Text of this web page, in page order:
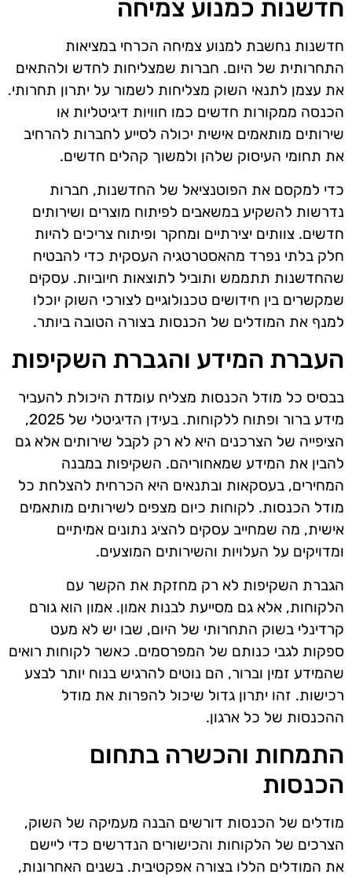
חדשנות כמנוע צמיחה
חדשנות נחשבת למנוע צמיחה הכרחי במציאות
התחרותית של היום. חברות שמצליחות לחדש ולהתאים
את עצמן לתנאי השוק מצליחות לשמור על יתרון תחרותי.
הכנסה ממקורות חדשים כמו חוויות דיגיטליות או
שירותים מותאמים אישית יכולה לסייע לחברות להרחיב
את תחומי העיסוק שלהן ולמשוך קהלים חדשים.
כדי למקסם את הפוטנציאל של החדשנות, חברות
נדרשות להשקיע במשאבים לפיתוח מוצרים ושירותים
חדשים. צוותים יצירתיים ומחקר ופיתוח צריכים להיות
חלק בלתי נפרד מהאסטרטגיה העסקית כדי להבטיח
שהחדשנות תתממש ותוביל לתוצאות חיוביות. עסקים
שמקשרים בין חידושים טכנולוגיים לצורכי השוק יוכלו
למנף את המודלים של הכנסות בצורה הטובה ביותר.
העברת המידע והגברת השקיפות
בבסיס כל מודל הכנסות מצליח עומדת היכולת להעביר
מידע ברור ופתוח ללקוחות. בעידן הדיגיטלי של 2025,
הציפייה של הצרכנים היא לא רק לקבל שירותים אלא גם
להבין את המידע שמאחוריהם. השקיפות במבנה
המחירים, בעסקאות ובתנאים היא הכרחית להצלחת כל
מודל הכנסות. לקוחות כיום מצפים לשירותים מותאמים
אישית, מה שמחייב עסקים להציג נתונים אמיתיים
ומדויקים על העלויות והשירותים המוצעים.
הגברת השקיפות לא רק מחזקת את הקשר עם
הלקוחות, אלא גם מסייעת לבנות אמון. אמון הוא גורם
קרדינלי בשוק התחרותי של היום, שבו יש לא מעט
ספקות לגבי כנותם של המפרסמים. כאשר לקוחות רואים
שהמידע זמין וברור, הם נוטים להרגיש בנוח יותר לבצע
רכישות. זהו יתרון גדול שיכול להפרות את מודל
ההכנסות של כל ארגון.
התמחות והכשרה בתחום
הכנסות
מודלים של הכנסות דורשים הבנה מעמיקה של השוק,
הצרכים של הלקוחות והכישורים הנדרשים כדי ליישם
את המודלים הללו בצורה אפקטיבית. בשנים האחרונות,